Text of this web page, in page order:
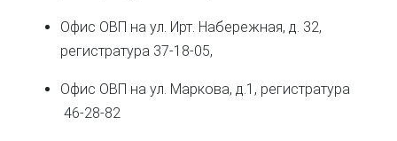
Офис ОВП на ул. Ирт. Набережная, д. 32,
регистратура 37-18-05,
Офис ОВП на ул. Маркова, д.1, регистратура
46-28-82